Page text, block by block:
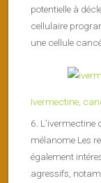
potentielle à
cellulaire
une cellule
Ivermectine,
6.
mélanome Les
également
agressifs,